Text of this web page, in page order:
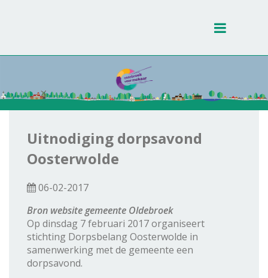
Toggle
Uitnodiging dorpsavond
Oosterwolde
06-02-2017
Bron website gemeente Oldebroek
Op dinsdag 7 februari 2017 organiseert
stichting Dorpsbelang Oosterwolde in
samenwerking met de gemeente een
dorpsavond.